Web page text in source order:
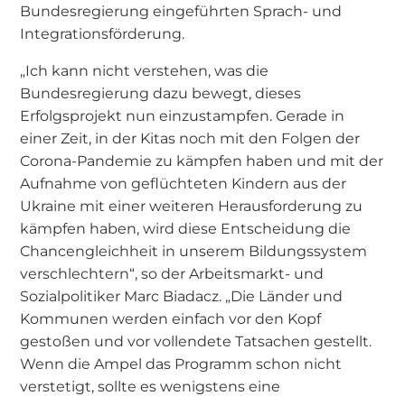
Bundesregierung eingeführten Sprach- und
Integrationsförderung.
„Ich kann nicht verstehen, was die
Bundesregierung dazu bewegt, dieses
Erfolgsprojekt nun einzustampfen. Gerade in
einer Zeit, in der Kitas noch mit den Folgen der
Corona-Pandemie zu kämpfen haben und mit der
Aufnahme von geflüchteten Kindern aus der
Ukraine mit einer weiteren Herausforderung zu
kämpfen haben, wird diese Entscheidung die
Chancengleichheit in unserem Bildungssystem
verschlechtern“, so der Arbeitsmarkt- und
Sozialpolitiker Marc Biadacz. „Die Länder und
Kommunen werden einfach vor den Kopf
gestoßen und vor vollendete Tatsachen gestellt.
Wenn die Ampel das Programm schon nicht
verstetigt, sollte es wenigstens eine